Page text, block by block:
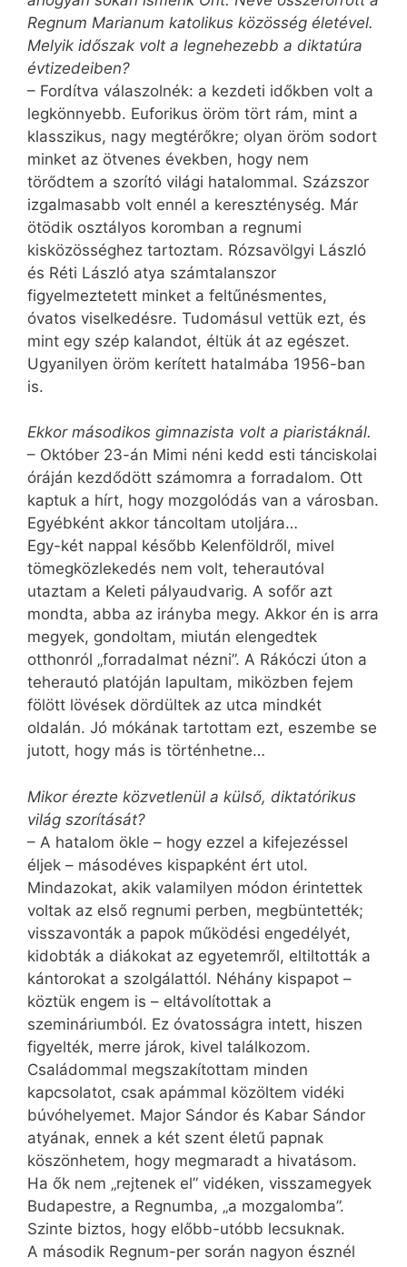
Regnum Marianum katolikus közösség életével.
Melyik időszak volt a legnehezebb a diktatúra
évtizedeiben?
– Fordítva válaszolnék: a kezdeti időkben volt a
legkönnyebb. Euforikus öröm tört rám, mint a
klasszikus, nagy megtérőkre; olyan öröm sodort
minket az ötvenes években, hogy nem
törődtem a szorító világi hatalommal. Százszor
izgalmasabb volt ennél a kereszténység. Már
ötödik osztályos koromban a regnumi
kisközösséghez tartoztam. Rózsavölgyi László
és Réti László atya számtalanszor
figyelmeztetett minket a feltűnésmentes,
óvatos viselkedésre. Tudomásul vettük ezt, és
mint egy szép kalandot, éltük át az egészet.
Ugyanilyen öröm kerített hatalmába 1956-ban
is.
Ekkor másodikos gimnazista volt a piaristáknál.
– Október 23-án Mimi néni kedd esti tánciskolai
óráján kezdődött számomra a forradalom. Ott
kaptuk a hírt, hogy mozgolódás van a városban.
Egyébként akkor táncoltam utoljára…
Egy-két nappal később Kelenföldről, mivel
tömegközlekedés nem volt, teherautóval
utaztam a Keleti pályaudvarig. A sofőr azt
mondta, abba az irányba megy. Akkor én is arra
megyek, gondoltam, miután elengedtek
otthonról „forradalmat nézni”. A Rákóczi úton a
teherautó platóján lapultam, miközben fejem
fölött lövések dördültek az utca mindkét
oldalán. Jó mókának tartottam ezt, eszembe se
jutott, hogy más is történhetne…
Mikor érezte közvetlenül a külső, diktatórikus
világ szorítását?
– A hatalom ökle – hogy ezzel a kifejezéssel
éljek – másodéves kispapként ért utol.
Mindazokat, akik valamilyen módon érintettek
voltak az első regnumi perben, megbüntették;
visszavonták a papok működési engedélyét,
kidobták a diákokat az egyetemről, eltiltották a
kántorokat a szolgálattól. Néhány kispapot –
köztük engem is – eltávolítottak a
szemináriumból. Ez óvatosságra intett, hiszen
figyelték, merre járok, kivel találkozom.
Családommal megszakítottam minden
kapcsolatot, csak apámmal közöltem vidéki
búvóhelyemet. Major Sándor és Kabar Sándor
atyának, ennek a két szent életű papnak
köszönhetem, hogy megmaradt a hivatásom.
Ha ők nem „rejtenek el” vidéken, visszamegyek
Budapestre, a Regnumba, „a mozgalomba”.
Szinte biztos, hogy előbb-utóbb lecsuknak.
A második Regnum-per során nagyon észnél